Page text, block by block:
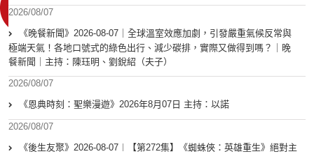
2026/08/07
《晚餐新聞》2026-08-07｜全球溫室效應加劇，引發嚴重氣候反常與
極端天氣！各地口號式的綠色出行、減少碳排，實際又做得到嗎？｜晚
餐新聞｜主持：陳珏明、劉銳紹（夫子）
2026/08/07
《恩典時刻：聖樂漫遊》2026年8月07日 主持：以諾
2026/08/07
《後生友聚》2026-08-07︱【第272集】《蜘蛛俠：英雄重生》絕對主